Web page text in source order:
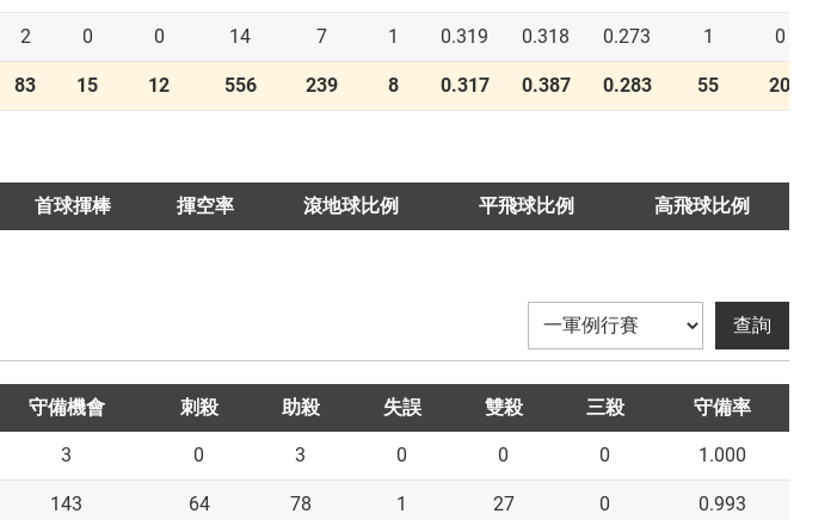
2 0 0 14 7 1 0.319 0.318 0.273 1 0
83 15 12 556 239 8 0.317 0.387 0.283 55 20
首球揮棒 揮空率 滾地球比例 平飛球比例 高飛球比例
守備機會 刺殺 助殺 失誤 雙殺 三殺 守備率
3 0 3 0 0 0 1.000
143 64 78 1 27 0 0.993